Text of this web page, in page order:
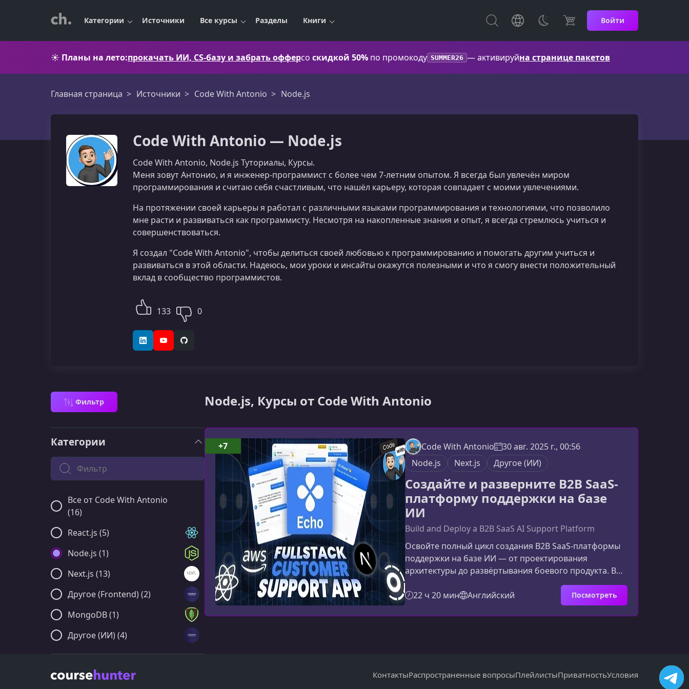
Категории Источники Все курсы Разделы Книги Войти
☀️ Планы на лето:прокачать ИИ, CS-базу и забрать офферсо скидкой 50% по промокоду SUMMER26 — активируйна странице пакетов
Главная страница Источники Code With Antonio Node.js
Code With Antonio — Node.js
Code With Antonio, Node.js Туториалы, Курсы.
Меня зовут Антонио, и я инженер-программист с более чем 7-летним опытом. Я всегда был увлечён миром
программирования и считаю себя счастливым, что нашёл карьеру, которая совпадает с моими увлечениями.
На протяжении своей карьеры я работал с различными языками программирования и технологиями, что позволило
мне расти и развиваться как программисту. Несмотря на накопленные знания и опыт, я всегда стремлюсь учиться и
совершенствоваться.
Я создал "Code With Antonio", чтобы делиться своей любовью к программированию и помогать другим учиться и
развиваться в этой области. Надеюсь, мои уроки и инсайты окажутся полезными и что я смогу внести положительный
вклад в сообщество программистов.
133 0
LinkedInYouTubeGitHub
Фильтр Node.js, Курсы от Code With Antonio
Категории
Поиск по категории
Все от Code With Antonio
(16)
React.js (5)
Node.js (1)
Next.js (13)
Другое (Frontend) (2)
MongoDB (1)
Другое (ИИ) (4)
Code With Antonio
30 авг. 2025 г., 00:56
Node.js
Next.js Другое (ИИ)
Создайте и разверните B2B SaaS-
платформу поддержки на базе
ИИ
Build and Deploy a B2B SaaS AI Support Platform
Освойте полный цикл создания B2B SaaS-платформы
поддержки на базе ИИ — от проектирования
архитектуры до развёртывания боевого продукта. В
этом курсе вы шаг за шагом создадите современную
систему клиентской поддержки с чатом, голосовыми
взаимодействиями, RAG-базой знаний, рабочими
пространствами и платёжной интеграцией.
22 ч 20 мин Английский Посмотреть
+7
КонтактыРаспространенные вопросыПлейлистыПриватностьУсловия